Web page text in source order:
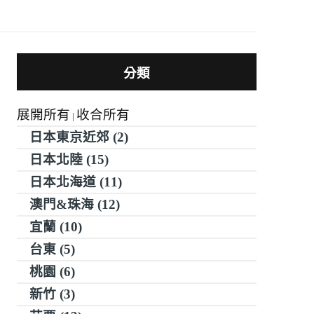
分類
展開所有 | 收合所有
日本東京近郊 (2)
日本北陸 (15)
日本北海道 (11)
澳門&珠海 (12)
宜蘭 (10)
台東 (5)
桃園 (6)
新竹 (3)